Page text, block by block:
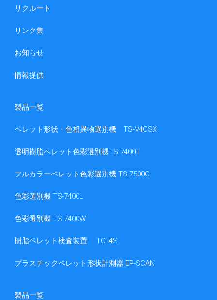
リクルート
リンク集
お知らせ
情報提供
製品一覧
ペレット形状・色相異物選別機 TS-V4CSX
透明樹脂ペレット色彩選別機TS-7400T
フルカラーペレット色彩選別機 TS-7500C
色彩選別機 TS-7400L
色彩選別機 TS-7400W
樹脂ペレット検査装置 TC-i4S
プラスチックペレット形状計測器 EP-SCAN
製品一覧